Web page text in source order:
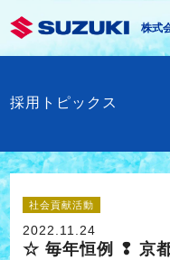
株式
採用トピックス
社会貢献活動
2022.11.24
☆ 毎年恒例 ❢ 京